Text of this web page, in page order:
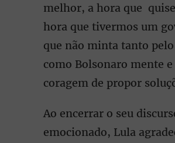
melhor, a hora que
hora que tivermos um
que não minta tanto
como Bolsonaro mente
coragem de propor
Ao encerrar o seu
emocionado, Lula